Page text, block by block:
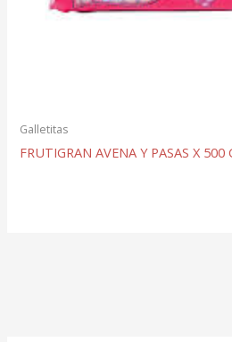
Galletitas
FRUTIGRAN AVENA Y PASAS X 500